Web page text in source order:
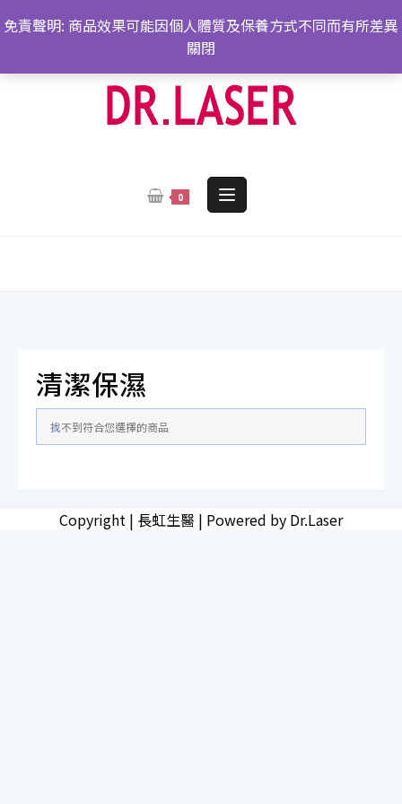
轉
內
0
清潔保濕
找不到符合您選擇的商品
Copyright | 長虹生醫 | Powered by Dr.Laser
免責聲明: 商品效果可能因個人體質及保養方式不同而有所差異
關閉